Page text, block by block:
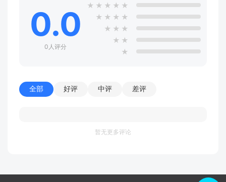
0.0
0人评分
★ ★ ★ ★ ★
★ ★ ★ ★
★ ★ ★
★ ★
★
全部 好评 中评 差评
暂无更多评论